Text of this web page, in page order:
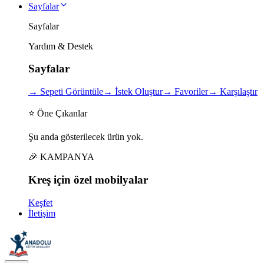
Sayfalar
Sayfalar
Yardım & Destek
Sayfalar
→ Sepeti Görüntüle→ İstek Oluştur→ Favoriler→ Karşılaştır
⭐ Öne Çıkanlar
Şu anda gösterilecek ürün yok.
🎉 KAMPANYA
Kreş için özel mobilyalar
Keşfet
İletişim